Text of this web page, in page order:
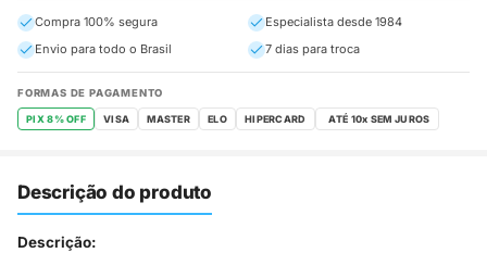
Compra 100% segura
Especialista desde 1984
Envio para todo o Brasil
7 dias para troca
FORMAS DE PAGAMENTO
PIX 8% OFF VISA MASTER ELO HIPERCARD
Descrição do produto
Descrição: